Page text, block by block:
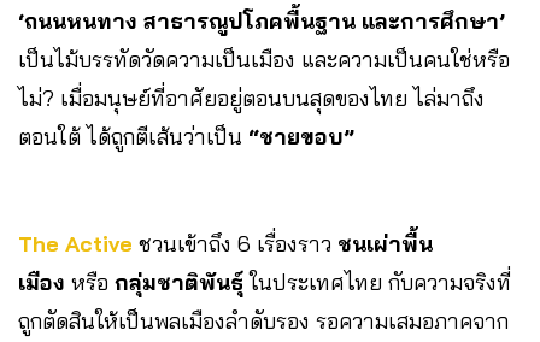
‘ถนนหนทาง สาธารณูปโภคพื้นฐาน และการศึกษา’
เป็นไม้บรรทัดวัดความเป็นเมือง และความเป็นคนใช่หรือ
ไม่? เมื่อมนุษย์ที่อาศัยอยู่ตอนบนสุดของไทย ไล่มาถึง
ตอนใต้ ได้ถูกตีเส้นว่าเป็น “ชายขอบ”
The Active ชวนเข้าถึง 6 เรื่องราว ชนเผ่าพื้น
เมือง หรือ กลุ่มชาติพันธุ์ในประเทศไทย กับความจริงที่
ถูกตัดสินให้เป็นพลเมืองลำดับรอง รอความเสมอภาคจาก